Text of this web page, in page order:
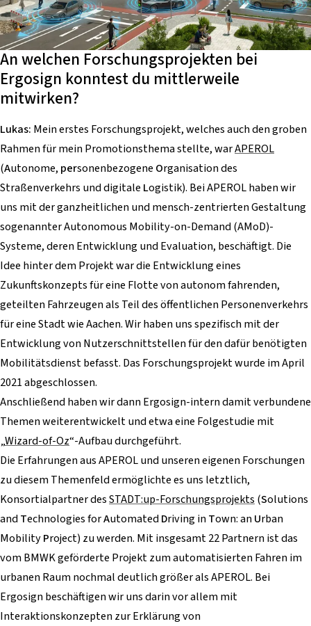
An welchen Forschungsprojekten bei
Ergosign konntest du mittlerweile
mitwirken?
Lukas: Mein erstes Forschungsprojekt, welches auch den groben
Rahmen für mein Promotionsthema stellte, warAPEROL
(Autonome, personenbezogene Organisation des
Straßenverkehrs und digitale Logistik). BeiAPEROLhaben wir
uns mit der ganzheitlichen und mensch-zentrierten Gestaltung
sogenannter Autonomous Mobility-on-Demand (AMoD)-
Systeme, deren Entwicklung und Evaluation, beschäftigt. Die
Idee hinter dem Projekt war die Entwicklung eines
Zukunftskonzepts für eine Flotte von autonom fahrenden,
geteilten Fahrzeugen als Teil des öffentlichen Personenverkehrs
für eine Stadt wie Aachen. Wir haben uns spezifisch mit der
Entwicklung von Nutzerschnittstellen für den dafür benötigten
Mobilitätsdienst befasst. Das Forschungsprojekt wurde im April
2021 abgeschlossen.
Anschließend haben wir dann Ergosign-intern damit verbundene
Themen weiterentwickelt und etwa eine Folgestudie mit
„Wizard-of-Oz“-Aufbau durchgeführt.
Die Erfahrungen aus APEROL und unseren eigenen Forschungen
zu diesem Themenfeld ermöglichte es uns letztlich,
Konsortialpartner desSTADT:up-Forschungsprojekts (Solutions
andTechnologies forAutomatedDriving inTown: anUrban
MobilityProject) zu werden. Mit insgesamt 22 Partnern ist das
vom BMWK geförderte Projekt zum automatisierten Fahren im
urbanen Raum nochmal deutlich größer als APEROL. Bei
Ergosign beschäftigen wir uns darin vor allem mit
Interaktionskonzepten zur Erklärung von